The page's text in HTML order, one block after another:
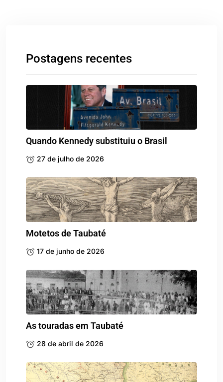
Postagens recentes
Quando Kennedy substituiu o Brasil
27 de julho de 2026
Motetos de Taubaté
17 de junho de 2026
As touradas em Taubaté
28 de abril de 2026